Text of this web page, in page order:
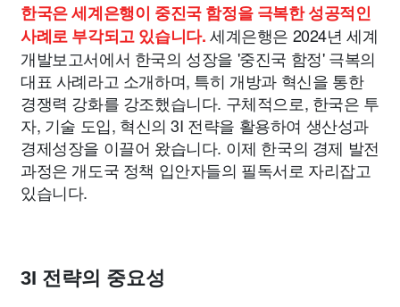
한국은 세계은행이 중진국 함정을 극복한 성공적인
사례로 부각되고 있습니다.세계은행은 2024년 세계
개발보고서에서 한국의 성장을 '중진국 함정' 극복의
대표 사례라고 소개하며, 특히 개방과 혁신을 통한
경쟁력 강화를 강조했습니다. 구체적으로, 한국은 투
자, 기술 도입, 혁신의 3I 전략을 활용하여 생산성과
경제성장을 이끌어 왔습니다. 이제 한국의 경제 발전
과정은 개도국 정책 입안자들의 필독서로 자리잡고
있습니다.
3I 전략의 중요성